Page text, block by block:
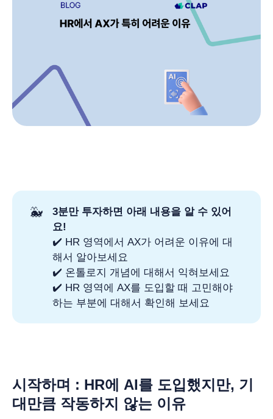
🐳
3분만 투자하면 아래 내용을 알 수 있어
요!
✔️ HR 영역에서 AX가 어려운 이유에 대
해서 알아보세요
✔️ 온톨로지 개념에 대해서 익혀보세요
✔️ HR 영역에 AX를 도입할 때 고민해야
하는 부분에 대해서 확인해 보세요
시작하며 : HR에 AI를 도입했지만, 기
대만큼 작동하지 않는 이유